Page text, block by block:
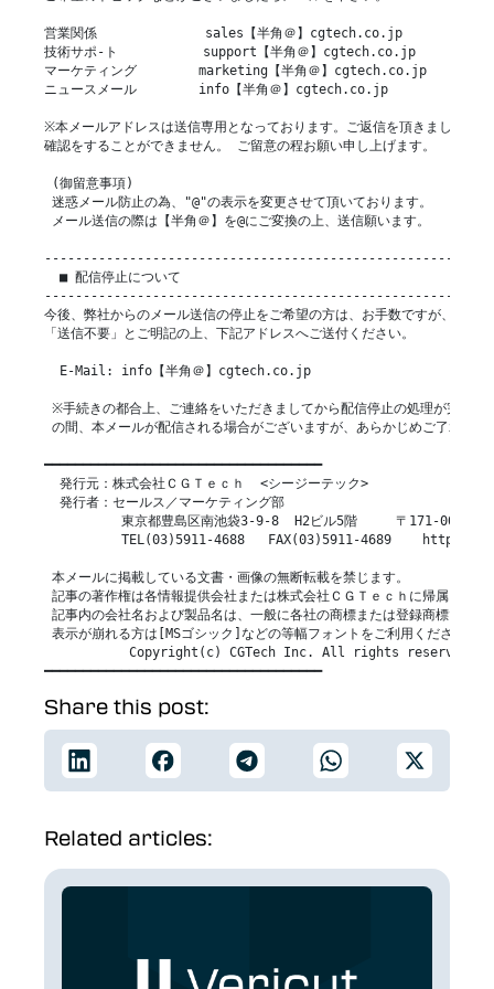
営業関係              sales【半角＠】cgtech.co.jp
技術サポ-ト           support【半角＠】cgtech.co.jp
マーケティング        marketing【半角＠】cgtech.co.jp
ニュースメール        info【半角＠】cgtech.co.jp
※本メールアドレスは送信専用となっております。ご返信を頂きましても
確認をすることができません。 ご留意の程お願い申し上げます。
(御留意事項)
迷惑メール防止の為、"@"の表示を変更させて頂いております。
メール送信の際は【半角＠】を@にご変換の上、送信願います。
  ■ 配信停止について
今後、弊社からのメール送信の停止をご希望の方は、お手数ですが、題名に
「送信不要」とご明記の上、下記アドレスへご送付ください。
  E-Mail: info【半角＠】cgtech.co.jp
※手続きの都合上、ご連絡をいただきましてから配信停止の処理が完了す
の間、本メールが配信される場合がございますが、あらかじめご了承くだ
━━━━━━━━━━━━━━━━━━━━━━━━━━━━━━━━━━━━
  発行元：株式会社ＣＧＴｅｃｈ  <シージーテック>
  発行者：セールス／マーケティング部
          東京都豊島区南池袋3-9-8  H2ビル5階     〒171-0022
TEL(03)5911-4688   FAX(03)5911-4689    https://
本メールに掲載している文書・画像の無断転載を禁じます。
記事の著作権は各情報提供会社または株式会社ＣＧＴｅｃｈに帰属します
記事内の会社名および製品名は、一般に各社の商標または登録商標です。
表示が崩れる方は[MSゴシック]などの等幅フォントをご利用ください。
           Copyright(c) CGTech Inc. All rights reserved.
Share this post:
Related articles: